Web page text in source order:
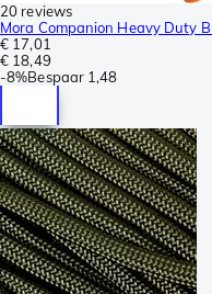
20 reviews
Mora Companion Heavy Duty
€ 17,01
€ 18,49
-8%Bespaar 1,48